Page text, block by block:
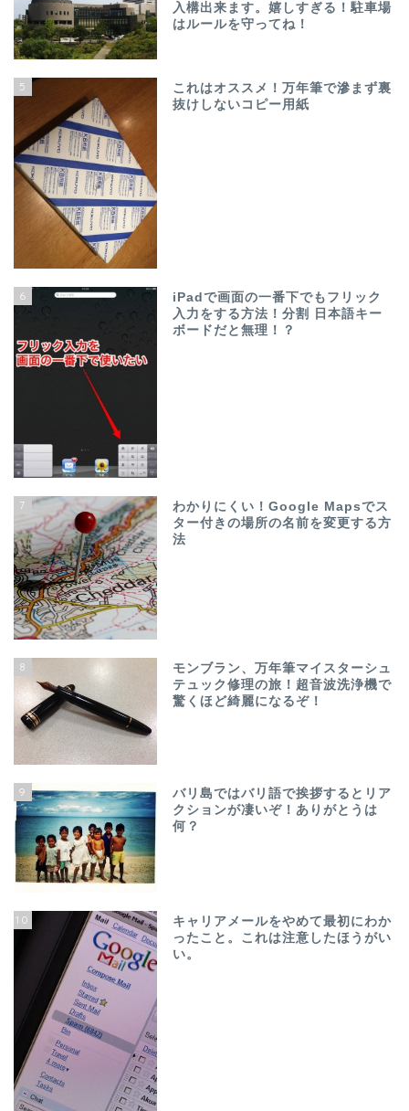
入構出来ます。嬉しすぎる！駐車場
はルールを守ってね！
5
これはオススメ！万年筆で滲まず裏
抜けしないコピー用紙
6
iPadで画面の一番下でもフリック
入力をする方法！分割 日本語キー
ボードだと無理！？
7
わかりにくい！Google Mapsでス
ター付きの場所の名前を変更する方
法
8
モンブラン、万年筆マイスターシュ
テュック修理の旅！超音波洗浄機で
驚くほど綺麗になるぞ！
9
バリ島ではバリ語で挨拶するとリア
クションが凄いぞ！ありがとうは
何？
10
キャリアメールをやめて最初にわか
ったこと。これは注意したほうがい
い。